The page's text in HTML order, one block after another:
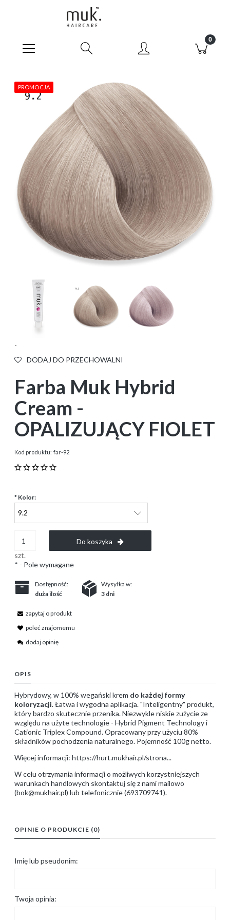
PROMOCJA
-
DODAJ DO PRZECHOWALNI
Farba Muk Hybrid
Cream -
OPALIZUJĄCY FIOLET
Kod produktu: far-92
* Kolor:
szt.
Do koszyka
* - Pole wymagane
Dostępność:
duża ilość
Wysyłka w:
3 dni
zapytaj o produkt
poleć znajomemu
dodaj opinię
OPIS
Hybrydowy, w 100% wegański krem do każdej formy
koloryzacji. Łatwa i wygodna aplikacja. "Inteligentny" produkt,
który bardzo skutecznie przenika. Niezwykle niskie zużycie ze
względu na użyte technologie - Hybrid Pigment Technology i
Cationic Triplex Compound. Opracowany przy użyciu 80%
składników pochodzenia naturalnego. Pojemność 100g netto.
Więcej informacji: https://hurt.mukhair.pl/strona...
W celu otrzymania informacji o możliwych korzystniejszych
warunkach handlowych skontaktuj się z nami mailowo
(bok@mukhair.pl) lub telefonicznie (693709741).
OPINIE O PRODUKCIE (0)
Imię lub pseudonim:
Twoja opinia: